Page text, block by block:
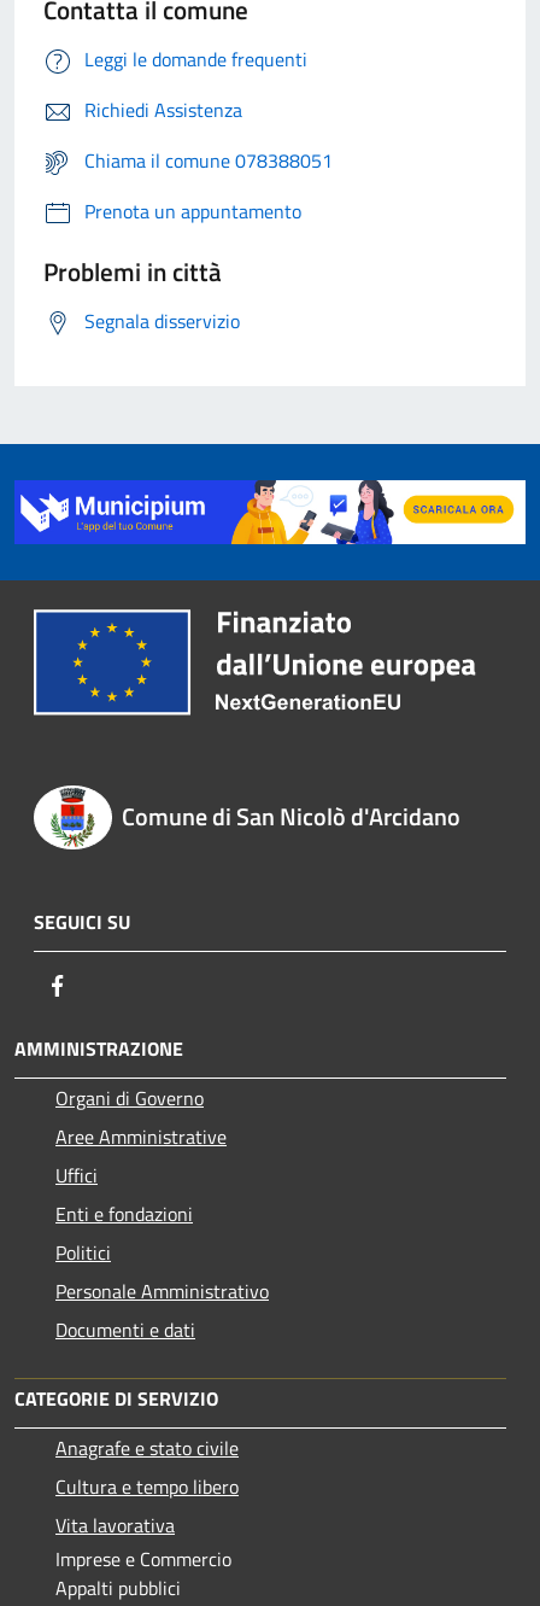
Contatta il comune
Leggi le domande frequenti
Richiedi Assistenza
Chiama il comune 078388051
Prenota un appuntamento
Problemi in città
Segnala disservizio
Comune di San Nicolò d'Arcidano
SEGUICI SU
AMMINISTRAZIONE
Organi di Governo
Aree Amministrative
Uffici
Enti e fondazioni
Politici
Personale Amministrativo
Documenti e dati
CATEGORIE DI SERVIZIO
Anagrafe e stato civile
Cultura e tempo libero
Vita lavorativa
Imprese e Commercio
Appalti pubblici